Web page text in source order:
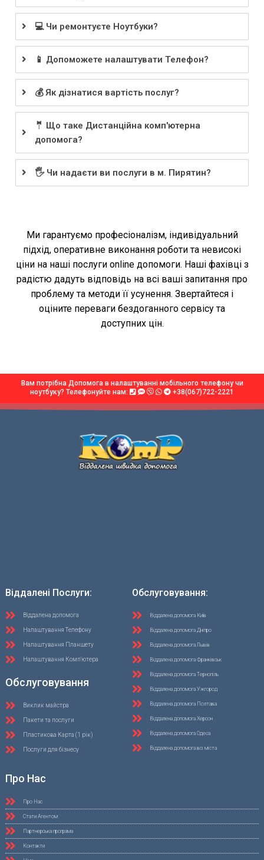
💻 Чи ремонтуєте Ноутбуки?
📱 Допоможете налаштувати Телефон?
💰 Як дізнатися вартість послуг?
🤵 Що таке Дистанційна комп'ютерна
допомога?
🖐️ Чи надаєти ви послуги в м. Пирятин?
Ми гарантуємо професіоналізм, індивідуальний
підхід, оперативне виконання роботи та невисокі
ціни на наші послуги online допомоги. Наші фахівці з
радістю дадуть відповідь на всі ваші запитання про
проблему та методи її усунення. Звертайтеся і
оціните переваги бездоганного сервісу та
доступних цін.
Вам потрібна Допомога в налаштуванні мобільного телефону чи
ноутбуку? Телефонуйте нам:
+38(067)722-2221
Віддалені Послуги:
Віддалена допомога
Налаштування Телефону
Налаштування Планшету
Налаштування Комп'ютера
Обслуговування
Виклик майстра
Пакети та послуги
Пластикова Карта (1 рік)
Послуги для бізнесу
Обслуговування:
Віддалена допомога Київ
Віддалена допомога Дніпро
Віддалена допомога Львів
Віддалена допомога Франківськ
Віддалена допомога Тернопіль
Віддалена допомога Ужгород
Віддалена допомога Полтава
Віддалена допомога Херсон
Віддалена допомога Одеса
Віддалена допомога всі міста
Про Нас
Про Нас
Стати Агентом
Партнерська програма
Контакти